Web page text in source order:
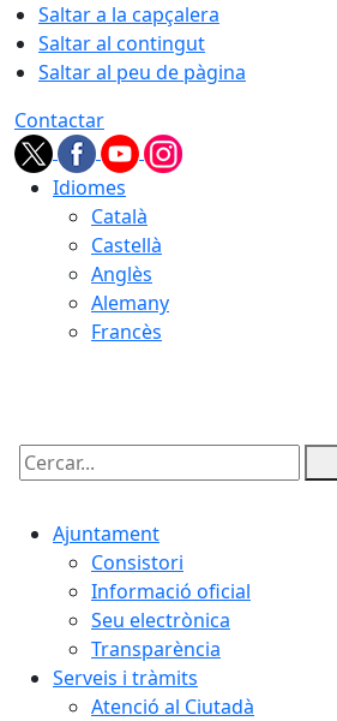
Saltar a la capçalera
Saltar al contingut
Saltar al peu de pàgina
Contactar
Idiomes
Català
Castellà
Anglès
Alemany
Francès
Cercar:
Ajuntament
Consistori
Informació oficial
Seu electrònica
Transparència
Serveis i tràmits
Atenció al Ciutadà